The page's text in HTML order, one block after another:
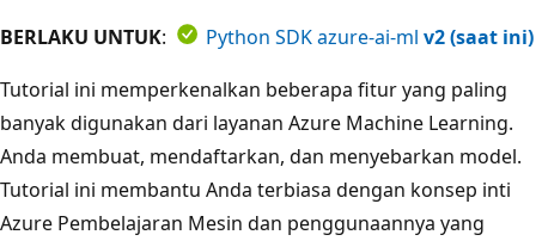
BERLAKU UNTUK: Python SDK azure-ai-ml v2 (saat ini)
Tutorial ini memperkenalkan beberapa fitur yang paling
banyak digunakan dari layanan Azure Machine Learning.
Anda membuat, mendaftarkan, dan menyebarkan model.
Tutorial ini membantu Anda terbiasa dengan konsep inti
Azure Pembelajaran Mesin dan penggunaannya yang